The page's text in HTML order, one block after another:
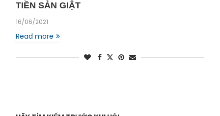
TIỀN SẢN GIẬT
16/06/2021
Read more